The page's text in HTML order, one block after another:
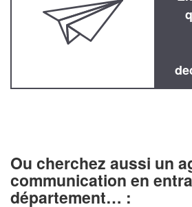
Ou cherchez aussi un
communication en
département… :